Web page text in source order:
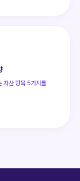
자산 항목 5가지를